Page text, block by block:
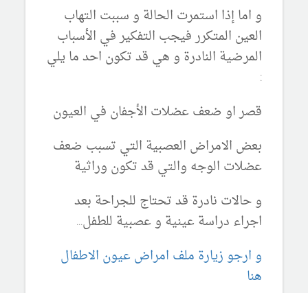
و اما إذا استمرت الحالة و سببت التهاب
العين المتكرر فيجب التفكير في الأسباب
المرضية النادرة و هي قد تكون احد ما يلي
:
قصر او ضعف عضلات الأجفان في العيون
بعض الامراض العصبية التي تسبب ضعف
عضلات الوجه والتي قد تكون وراثية
و حالات نادرة قد تحتاج للجراحة بعد
اجراء دراسة عينية و عصبية للطفل...
و ارجو زيارة ملف امراض عيون الاطفال
هنا